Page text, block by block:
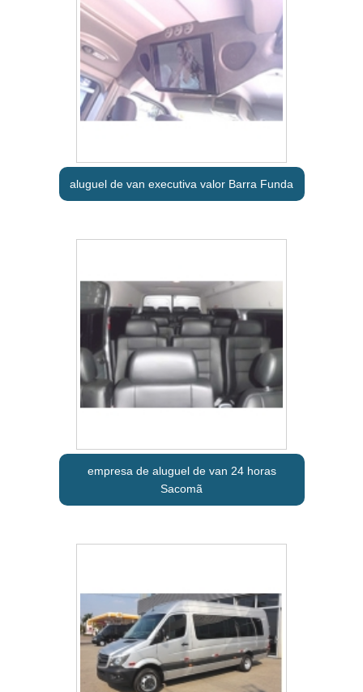
aluguel de van executiva valor Barra Funda
empresa de aluguel de van 24 horas
Sacomã